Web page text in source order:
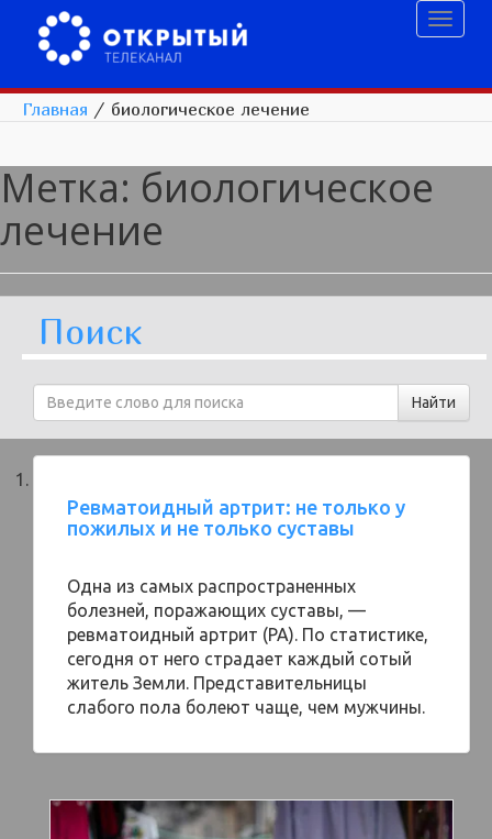
Главная / биологическое лечение
Метка: биологическое
лечение
Поиск
Ревматоидный артрит: не только у
пожилых и не только суставы
Одна из самых распространенных
болезней, поражающих суставы, —
ревматоидный артрит (РА). По статистике,
сегодня от него страдает каждый сотый
житель Земли. Представительницы
слабого пола болеют чаще, чем мужчины.